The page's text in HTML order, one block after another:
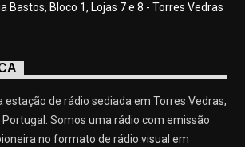
Bastos, Bloco 1, Lojas 7 e 8 - Torres Vedras
estação de rádio sediada em Torres Vedras,
Somos uma rádio com emissão
no formato de rádio visual em